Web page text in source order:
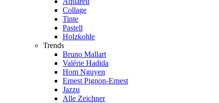
Collage
Tinte
Pastell
Holzkohle
Trends
Bruno Mallart
Valérie Hadida
Hom Nguyen
Ernest Pignon-Ernest
Jazzu
Alle Zeichner